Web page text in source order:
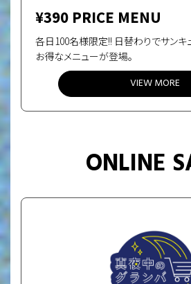
¥390 PRICE MENU
各日100名様限定!! 日替わりでサンキ
お得なメニューが登場。
VIEW MORE
ONLINE